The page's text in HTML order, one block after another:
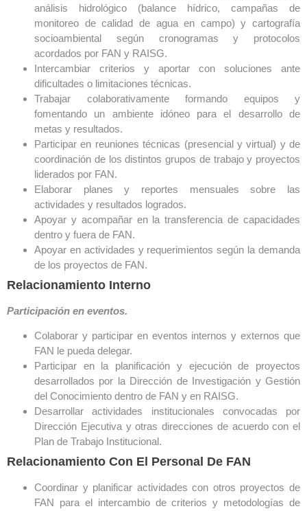
análisis hidrológico (balance hídrico, campañas de
monitoreo de calidad de agua en campo) y cartografía
socioambiental según cronogramas y protocolos
acordados por FAN y RAISG.
Intercambiar criterios y aportar con soluciones ante
dificultades o limitaciones técnicas.
Trabajar colaborativamente formando equipos y
fomentando un ambiente idóneo para el desarrollo de
metas y resultados.
Participar en reuniones técnicas (presencial y virtual) y de
coordinación de los distintos grupos de trabajo y proyectos
liderados por FAN.
Elaborar planes y reportes mensuales sobre las
actividades y resultados logrados.
Apoyar y acompañar en la transferencia de capacidades
dentro y fuera de FAN.
Apoyar en actividades y requerimientos según la demanda
de los proyectos de FAN.
Relacionamiento Interno
Participación en eventos.
Colaborar y participar en eventos internos y externos que
FAN le pueda delegar.
Participar en la planificación y ejecución de proyectos
desarrollados por la Dirección de Investigación y Gestión
del Conocimiento dentro de FAN y en RAISG.
Desarrollar actividades institucionales convocadas por
Dirección Ejecutiva y otras direcciones de acuerdo con el
Plan de Trabajo Institucional.
Relacionamiento Con El Personal De FAN
Coordinar y planificar actividades con otros proyectos de
FAN para el intercambio de criterios y metodologías de